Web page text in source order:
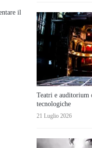
il
Teatri e auditorium
tecnologiche
21 Luglio 2026